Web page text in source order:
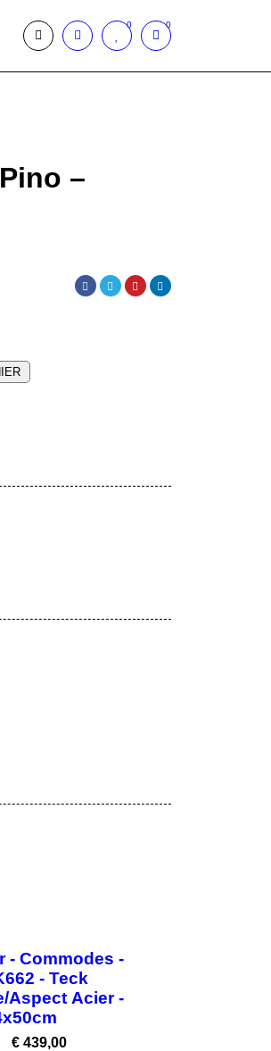
0 0
–
- Commodes -
- Teck
Aspect Acier -
€ 439,00